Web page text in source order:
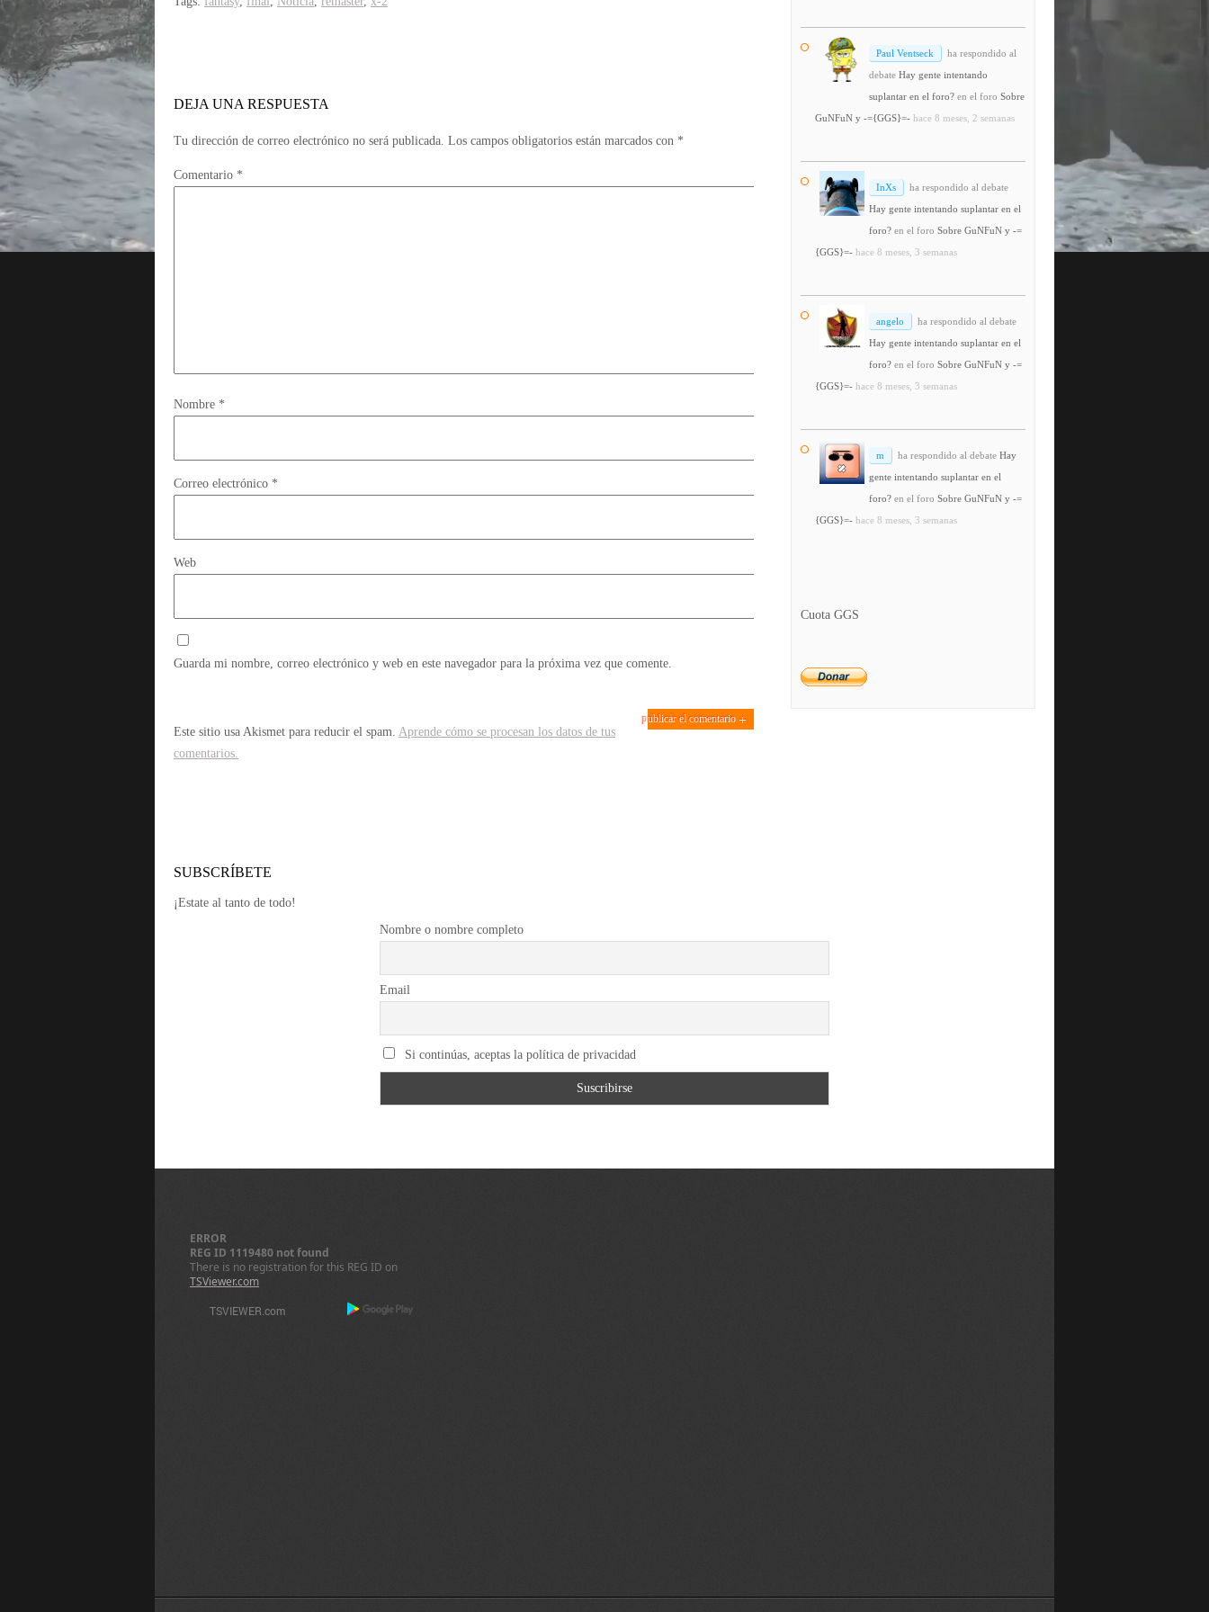
DEJA UNA RESPUESTA
Tu dirección de correo electrónico no será publicada. Los campos obligatorios están marcados con *
Comentario *
Nombre *
Correo electrónico *
Web
Guarda mi nombre, correo electrónico y web en este navegador para la próxima vez que comente.
Este sitio usa Akismet para reducir el spam. Aprende cómo se procesan los datos de tus
comentarios.
Paul Ventseck
ha respondido al
debate Hay gente intentando
suplantar en el foro? en el foro Sobre
GuNFuN y -={GGS}=- hace 8 meses, 2 semanas
InXs
ha respondido al debate
Hay gente intentando suplantar en el
foro? en el foro Sobre GuNFuN y -=
{GGS}=- hace 8 meses, 3 semanas
angelo
ha respondido al debate
Hay gente intentando suplantar en el
foro? en el foro Sobre GuNFuN y -=
{GGS}=- hace 8 meses, 3 semanas
m ha respondido al debate Hay
gente intentando suplantar en el
foro? en el foro Sobre GuNFuN y -=
{GGS}=- hace 8 meses, 3 semanas
Cuota GGS
SUBSCRÍBETE
¡Estate al tanto de todo!
Nombre o nombre completo
Email
Si continúas, aceptas la política de privacidad
ERROR
REG ID 1119480 not found
There is no registration for this REG ID on
TSViewer.com